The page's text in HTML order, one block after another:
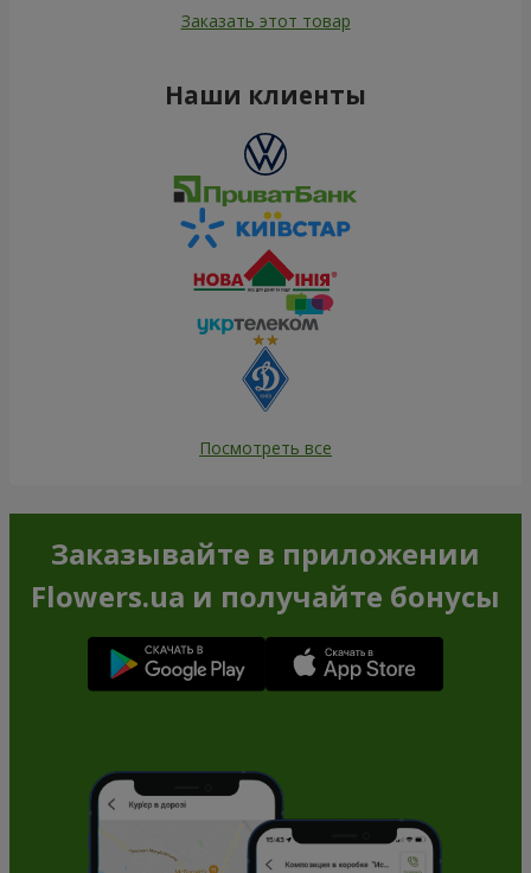
Заказать этот товар
Наши клиенты
Посмотреть все
Заказывайте в приложении
Flowers.ua и получайте бонусы